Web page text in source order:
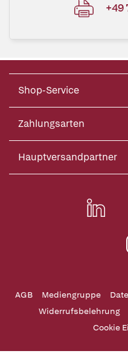
+49
Shop-Service
Zahlungsarten
Hauptversandpartner
AGB Mediengruppe
Widerrufsbelehrung
Cookie